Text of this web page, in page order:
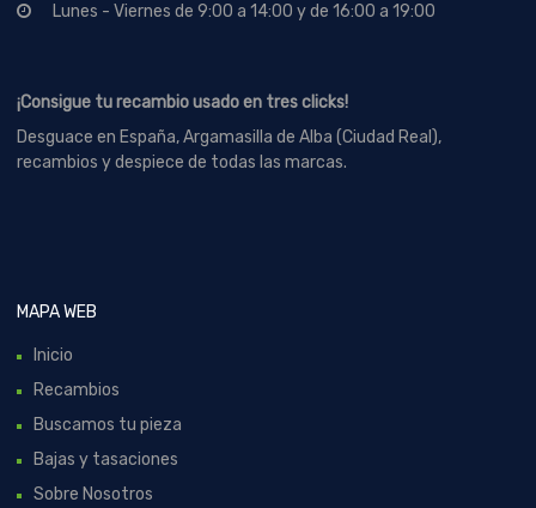
Lunes - Viernes de 9:00 a 14:00 y de 16:00 a 19:00
¡Consigue tu recambio usado en tres clicks!
Desguace en España, Argamasilla de Alba (Ciudad Real),
recambios y despiece de todas las marcas.
MAPA WEB
Inicio
Recambios
Buscamos tu pieza
Bajas y tasaciones
Sobre Nosotros